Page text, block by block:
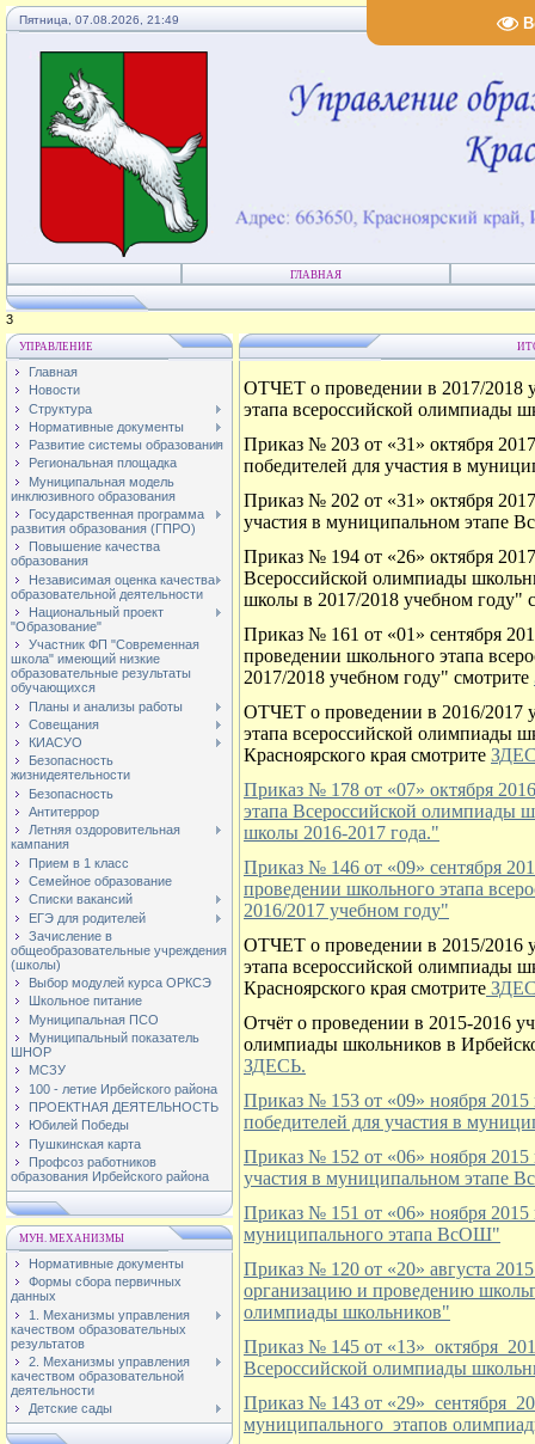
Пятница, 07.08.2026, 21:49
ГЛАВНАЯ
4
УПРАВЛЕНИЕ
Главная
Новости
Структура
Нормативные документы
Развитие системы образования
Региональная площадка
Муниципальная модель
инклюзивного образования
Государственная программа
развития образования (ГПРО)
Повышение качества
образования
Независимая оценка качества
образовательной деятельности
Национальный проект
"Образование"
Участник ФП "Современная
школа" имеющий низкие
образовательные результаты
обучающихся
Планы и анализы работы
Совещания
КИАСУО
Безопасность
жизнидеятельности
Безопасность
Антитеррор
Летняя оздоровительная
кампания
Прием в 1 класс
Семейное образование
Списки вакансий
ЕГЭ для родителей
Зачисление в
общеобразовательные учреждения
(школы)
Выбор модулей курса ОРКСЭ
Школьное питание
Муниципальная ПСО
Муниципальный показатель
ШНОР
МСЗУ
100 - летие Ирбейского района
ПРОЕКТНАЯ ДЕЯТЕЛЬНОСТЬ
Юбилей Победы
Пушкинская карта
Профсоз работников
образования Ирбейского района
МУН. МЕХАНИЗМЫ
Нормативные документы
Формы сбора первичных
данных
1. Механизмы управления
качеством образовательных
результатов
2. Механизмы управления
качеством образовательной
деятельности
Детские сады
ОТЧЕТ о проведении в 2017/2018
этапа всероссийской олимпиады
Приказ № 203 от «31» октября
победителей для участия в
Приказ № 202 от «31» октября
участия в муниципальном этапе
Приказ № 194 от «26» октября
Всероссийской олимпиады
школы в 2017/2018 учебном году"
Приказ № 161 от «01» сентября
проведении школьного этапа
2017/2018 учебном году" смотрите
ОТЧЕТ о проведении в 2016/2017
этапа всероссийской олимпиады
Красноярского края смотрите
Приказ № 178 от «07» октября
этапа Всероссийской олимпиады
школы 2016-2017 года."
Приказ № 146 от «09» сентября
проведении школьного этапа
2016/2017 учебном году"
ОТЧЕТ о проведении в 2015/2016
этапа всероссийской олимпиады
Красноярского края смотрите
Отчёт о проведении в 2015-2016
олимпиады школьников в
ЗДЕСЬ.
Приказ № 153 от «09» ноября
победителей для участия в
Приказ № 152 от «06» ноября
участия в муниципальном этапе
Приказ № 151 от «06» ноября
муниципального этапа ВсОШ"
Приказ № 120 от «20» августа
организацию и проведению
олимпиады школьников"
Приказ № 145 от «13» октября
Всероссийской олимпиады
Приказ № 143 от «29» сентября
муниципального этапов